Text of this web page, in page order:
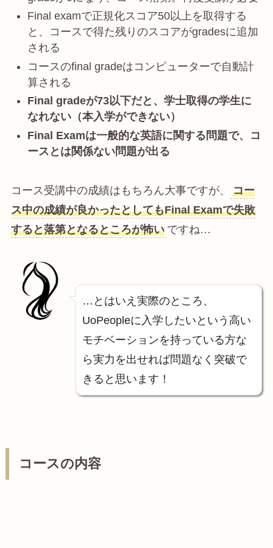
Final examで正規化スコア50以上を取得する
と、コースで得た残りのスコアがgradesに追加
される
コースのfinal gradeはコンピューターで自動計
算される
Final gradeが73以下だと、学士取得の学生に
なれない（本入学ができない）
Final Examは一般的な英語に関する問題で、コ
ースとは関係ない問題が出る
コース受講中の成績はもちろん大事ですが、
コー
ス中の成績が良かったとしてもFinal Examで失敗
すると落第となるところが怖い ですね…
…とはいえ実際のところ、
UoPeopleに入学したいという高い
モチベーションを持っている方な
ら実力を出せれば問題なく突破で
きると思います！
コースの内容